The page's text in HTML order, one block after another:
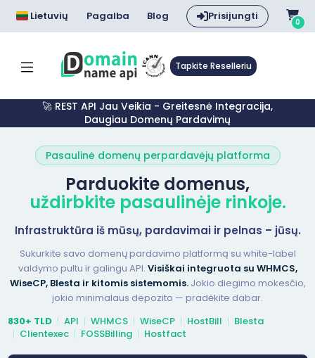
Lietuvių Pagalba Blog Prisijungti 0
Tapkite Reselleriu
🚀 REST API Jau Veikia - Greitesnė Integracija,
Daugiau Domenų Pardavimų
Pasaulinė domenų perpardavėjų platforma
Parduokite domenus,
uždirbkite pasaulinėje rinkoje.
Infrastruktūra iš mūsų, pardavimai ir pelnas – jūsų.
Sukurkite savo domenų pardavimo platformą su white-label
valdymo pultu ir galingu API. Visiškai integruota su WHMCS,
WiseCP, Blesta ir kitomis sistemomis. Jokio diegimo mokesčio,
jokio minimalaus depozito — pradėkite dabar.
830+ TLD
API WHMCS WiseCP HostBill
Blesta
Clientexec
FOSSBilling Hostfact